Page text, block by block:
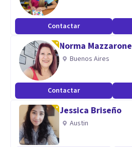
Contactar
Norma Mazzarone
Buenos Aires
Contactar
Jessica Briseño
Austin